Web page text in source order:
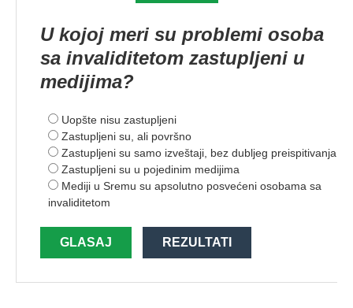
U kojoj meri su problemi osoba
sa invaliditetom zastupljeni u
medijima?
Uopšte nisu zastupljeni
Zastupljeni su, ali površno
Zastupljeni su samo izveštaji, bez dubljeg preispitivanja
Zastupljeni su u pojedinim medijima
Mediji u Sremu su apsolutno posvećeni osobama sa
invaliditetom
GLASAJ REZULTATI